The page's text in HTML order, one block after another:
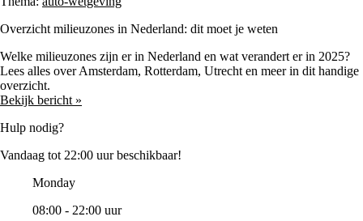
Overzicht milieuzones in Nederland: dit moet je weten
Welke milieuzones zijn er in Nederland en wat verandert er in 2025?
Lees alles over Amsterdam, Rotterdam, Utrecht en meer in dit handige
overzicht.
Bekijk bericht »
Hulp nodig?
Vandaag tot 22:00 uur beschikbaar!
Monday
08:00 - 22:00 uur